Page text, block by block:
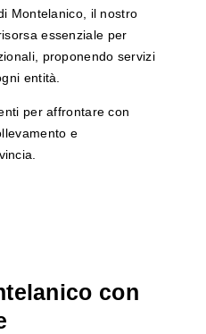
Montelanico, il nostro
essenziale per
proponendo servizi
entità.
per affrontare con
e
con